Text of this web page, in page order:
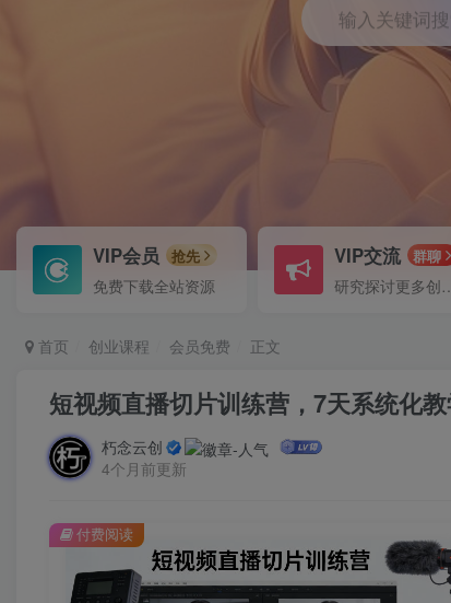
输入关键词
VIP会员 抢先
免费下载全站资源
VIP交流 群聊
研究探讨更
首页 创业课程 会员免费 正文
短视频直播切片训练营，7天系统化教
朽念云创
4个月前更新
付费阅读